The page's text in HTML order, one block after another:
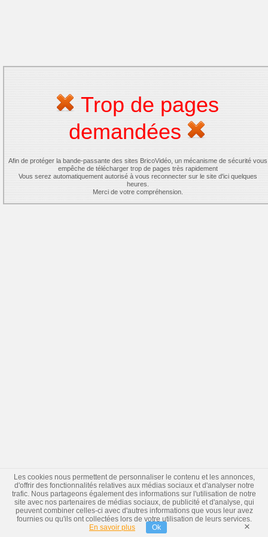
Trop de pages
demandées
Afin de protéger la bande-passante des sites BricoVidéo, un mécanisme de sécurité vous
empêche de télécharger trop de pages très rapidement
Vous serez automatiquement autorisé à vous reconnecter sur le site d'ici quelques
heures.
Merci de votre compréhension.
Les cookies nous permettent de personnaliser le contenu et les annonces,
d'offrir des fonctionnalités relatives aux médias sociaux et d'analyser notre
trafic. Nous partageons également des informations sur l'utilisation de notre
site avec nos partenaires de médias sociaux, de publicité et d'analyse, qui
peuvent combiner celles-ci avec d'autres informations que vous leur avez
fournies ou qu'ils ont collectées lors de votre utilisation de leurs services.
En savoir plus
Ok ×